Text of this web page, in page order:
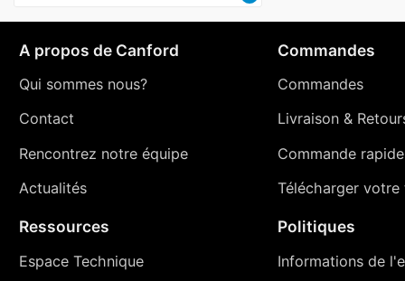
A propos de Canford
Qui sommes nous?
Contact
Rencontrez notre équipe
Actualités
Commandes
Commandes
Livraison&
Commande rapide
Télécharger votre
Ressources
Espace Technique
Politiques
Informations de